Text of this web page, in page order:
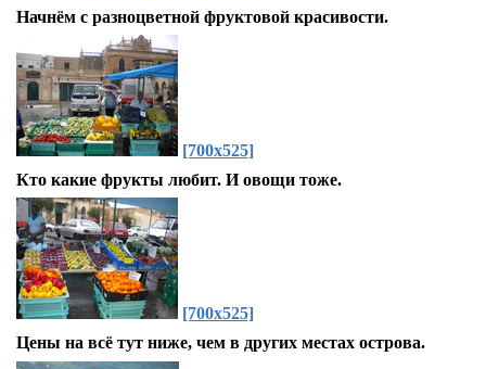
Начнём с разноцветной фруктовой красивости.
[700x525]
Кто какие фрукты любит. И овощи тоже.
[700x525]
Цены на всё тут ниже, чем в других местах острова.